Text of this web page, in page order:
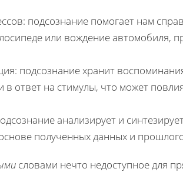
подсознание помогает нам
или вождение автомобиля,
подсознание хранит
в ответ на стимулы, что может
анализирует и
полученных данных и
словами нечто недоступное для